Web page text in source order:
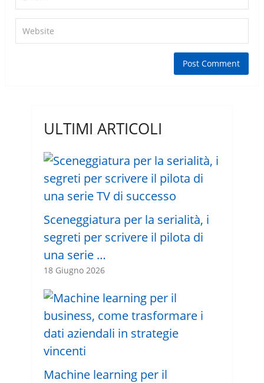
ULTIMI ARTICOLI
Sceneggiatura per la serialità, i
segreti per scrivere il pilota di
una serie …
18 Giugno 2026
Machine learning per il